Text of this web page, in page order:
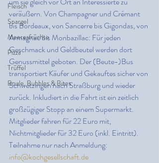
Fleisch
Spargel
Meeresfrüchte
Pizza
Trüffel
Boule, Bubbles & Bites
veräußern. Von Champagner und Crémant
bis Bordeaux, von Sancerre bis Gigondas, von
Armagnac bis Monbazillac: Für jeden
Geschmack und Geldbeutel werden dort
Genussmittel geboten. Der (Beute-)Bus
transportiert Käufer und Gekauftes sicher von
Schwetzingen nach Straßburg und wieder
zurück. Inkludiert in die Fahrt ist ein zeitlich
großzügiger Stopp an einem Supermarkt.
Mitglieder fahren für 22 Euro mit,
Nichtmitglieder für 32 Euro (inkl. Eintritt).
Teilnahme nur nach Anmeldung:
info@kochgesellschaft.de